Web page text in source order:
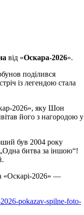
від «Оскара-2026».
поділився
із легендою стала
2026», яку Шон
його з нагородою у
був 2004 року
битва за іншою“!
«Оскарі-2026» —
pokazav-spilne-foto-